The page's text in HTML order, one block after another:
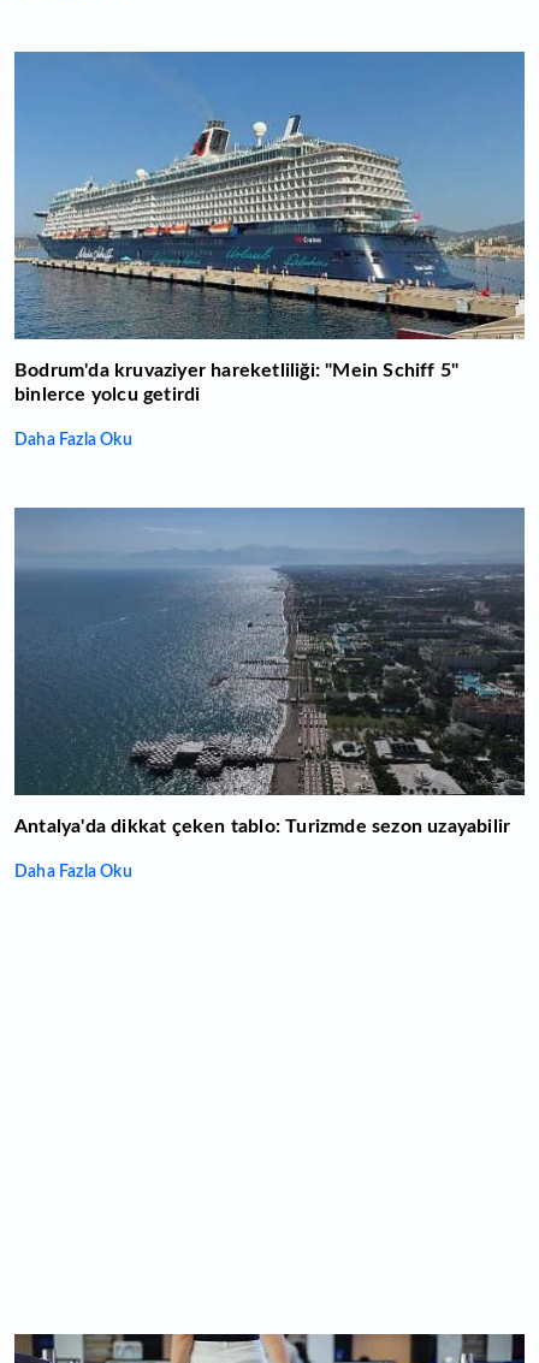
Bodrum'da kruvaziyer hareketliliği: "Mein Schiff 5"
binlerce yolcu getirdi
Daha Fazla Oku
Antalya'da dikkat çeken tablo: Turizmde sezon uzayabilir
Daha Fazla Oku